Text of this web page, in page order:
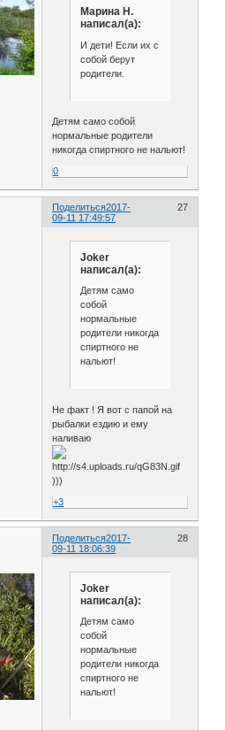
Марина Н.
написал(а):
И дети! Если их с
собой берут
родители.
Детям само собой
нормальные родители
никогда спиртного не нальют!
0
Поделиться 27
2017-
09-11 17:49:57
Joker
написал(а):
Детям само
собой
нормальные
родители никогда
спиртного не
нальют!
Не факт ! Я вот с папой на
рыбалки ездию и ему
наливаю
)))
+3
Поделиться 28
2017-
09-11 18:06:39
Joker
написал(а):
Детям само
собой
нормальные
родители никогда
спиртного не
нальют!